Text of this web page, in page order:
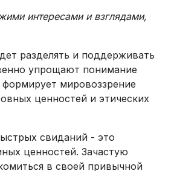
интересами и взглядами,
разделять и поддерживать
упрощают понимание
мировоззрение
ценностей и этических
свиданий - это
ценностей. Зачастую
в своей привычной